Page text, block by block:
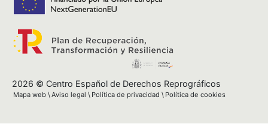
2026 © Centro Español de Derechos Reprográficos
Mapa web Aviso legal Política de privacidad Política de cookies